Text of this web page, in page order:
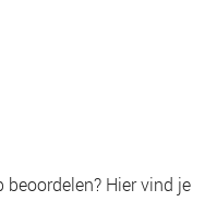
Hier vind je